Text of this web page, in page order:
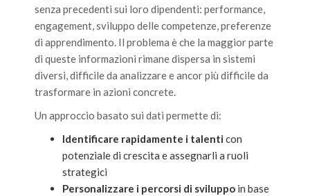
senza precedenti sui loro dipendenti: performance,
engagement, sviluppo delle competenze, preferenze
di apprendimento. Il problema è che la maggior parte
di queste informazioni rimane dispersa in sistemi
diversi, difficile da analizzare e ancor più difficile da
trasformare in azioni concrete.
Un approccio basato sui dati permette di:
Identificare rapidamente i talenti con
potenziale di crescita e assegnarli a ruoli
strategici
Personalizzare i percorsi di sviluppo in base